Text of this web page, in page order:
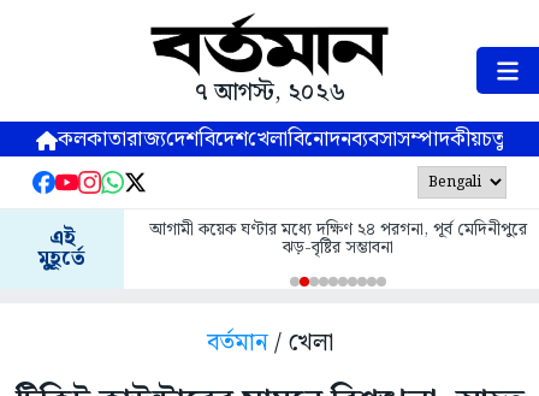
৭ আগস্ট, ২০২৬
কলকাতারাজ্যদেশবিদেশখেলাবিনোদনব্যবসাসম্পাদকীয়
এই
মুহূর্তে
আগামী কয়েক ঘণ্টার মধ্যে দক্ষিণ ২৪ পরগনা, পূর্ব মেদিনীপুরে
ঝড়-বৃষ্টির সম্ভাবনা
বর্তমান/ খেলা